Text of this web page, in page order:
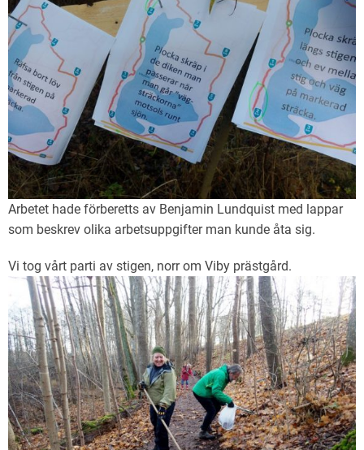
Arbetet hade förberetts av Benjamin Lundquist med lappar
som beskrev olika arbetsuppgifter man kunde åta sig.
Vi tog vårt parti av stigen, norr om Viby prästgård.